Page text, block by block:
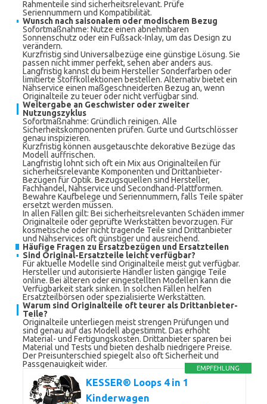
Rahmenteile sind sicherheitsrelevant. Prüfe
Seriennummern und Kompatibilität.
Wunsch nach saisonalem oder modischem Bezug
Sofortmaßnahme: Nutze einen abnehmbaren
Sonnenschutz oder ein Fußsack-Inlay, um das Design zu
verändern.
Kurzfristig sind Universalbezüge eine günstige Lösung. Sie
passen nicht immer perfekt, sehen aber anders aus.
Langfristig kannst du beim Hersteller Sonderfarben oder
limitierte Stoffkollektionen bestellen. Alternativ bietet ein
Nähservice einen maßgeschneiderten Bezug an, wenn
Originalteile zu teuer oder nicht verfügbar sind.
Weitergabe an Geschwister oder zweiter
Nutzungszyklus
Sofortmaßnahme: Gründlich reinigen. Alle
Sicherheitskomponenten prüfen. Gurte und Gurtschlösser
genau inspizieren.
Kurzfristig können ausgetauschte dekorative Bezüge das
Modell auffrischen.
Langfristig lohnt sich oft ein Mix aus Originalteilen für
sicherheitsrelevante Komponenten und Drittanbieter-
Bezügen für Optik. Bezugsquellen sind Hersteller,
Fachhandel, Nähservice und Secondhand-Plattformen.
Bewahre Kaufbelege und Seriennummern, falls Teile später
ersetzt werden müssen.
In allen Fällen gilt: Bei sicherheitsrelevanten Schäden immer
Originalteile oder geprüfte Werkstätten bevorzugen. Für
kosmetische oder nicht tragende Teile sind Drittanbieter
und Nähservices oft günstiger und ausreichend.
Häufige Fragen zu Ersatzbezügen und Ersatzteilen
Sind Original-Ersatzteile leicht verfügbar?
Für aktuelle Modelle sind Originalteile meist gut verfügbar.
Hersteller und autorisierte Händler listen gängige Teile
online. Bei älteren oder eingestellten Modellen kann die
Verfügbarkeit stark sinken. In solchen Fällen helfen
Ersatzteilbörsen oder spezialisierte Werkstätten.
Warum sind Originalteile oft teurer als Drittanbieter-
Teile?
Originalteile unterliegen meist strengen Prüfungen und
sind genau auf das Modell abgestimmt. Das erhöht
Material- und Fertigungskosten. Drittanbieter sparen bei
Material und Tests und bieten deshalb niedrigere Preise.
Der Preisunterschied spiegelt also oft Sicherheit und
Passgenauigkeit wider.
EMPFEHLUNG
KESSER® Loops 4 in 1
Kinderwagen